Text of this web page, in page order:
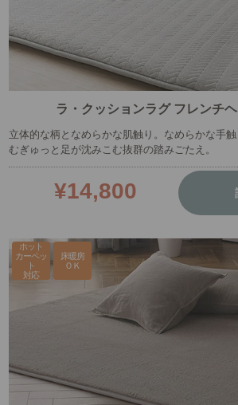
ラ・クッションラグ フレンチ
立体的な柄となめらかな肌触り。なめらかな手
むぎゅっと足が沈みこむ抜群の踏みごたえ。
¥14,800
ホット
カーペッ
ト
対応
床暖房
ＯＫ